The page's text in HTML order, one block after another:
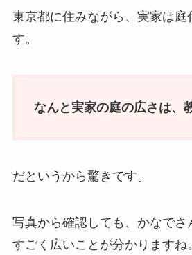
東京都に住みながら、実家は庭
す。
なんと実家の庭の広さは、
だというから驚きです。
写真から確認しても、かなでさ
すごく広いことが分かりますね。